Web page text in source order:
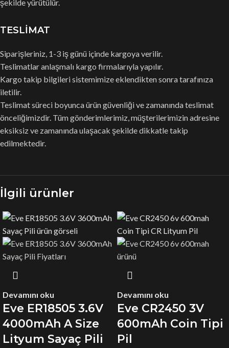
şekilde yürütülür.
TESLİMAT
Siparişleriniz, 1-3 iş günü içinde kargoya verilir.
Teslimatlar anlaşmalı kargo firmalarıyla yapılır.
Kargo takip bilgileri sistemimize eklendikten sonra tarafınıza
iletilir.
Teslimat süreci boyunca ürün güvenliği ve zamanında teslimat
önceliğimizdir. Tüm gönderimlerimiz, müşterilerimizin adresine
eksiksiz ve zamanında ulaşacak şekilde dikkatle takip
edilmektedir.
İlgili ürünler
Devamını oku
Eve ER18505 3.6V
4000mAh A Size
Lityum Sayaç Pili
Devamını oku
Eve CR2450 3V
600mAh Coin Tipi
Pil